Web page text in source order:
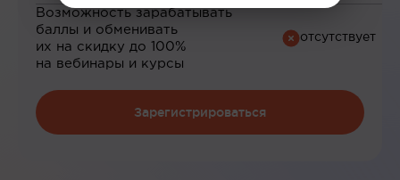
Возможность зарабатывать
баллы и обменивать
их на скидку до 100%
на вебинары и курсы
Зарегистрироваться